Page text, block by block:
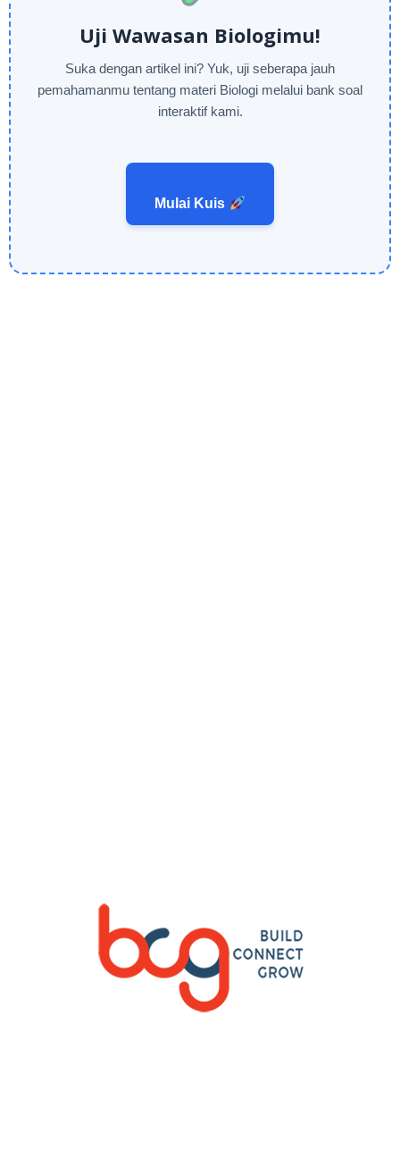
Uji Wawasan Biologimu!
Suka dengan artikel ini? Yuk, uji seberapa jauh
pemahamanmu tentang materi Biologi melalui bank soal
interaktif kami.
Mulai Kuis